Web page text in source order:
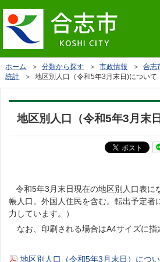
ホーム ＞分類から探す ＞市政情報 ＞合志
統計 ＞ 地区別人口（令和5年3月末日)について
地区別人口（令和5年3月末
令和5年3月末日現在の地区別人口表に
帳人口。外国人住民を含む。転出予定者
力しています。）
なお、印刷される場合はA4サイズに指
地区別人口（令和5年3月末日）につ